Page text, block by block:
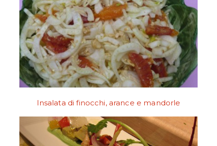
Insalata di finocchi, arance e mandorle